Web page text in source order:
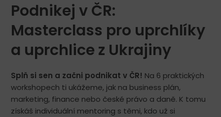
Podnikej v ČR:
Masterclass pro uprchlíky
a uprchlice z Ukrajiny
Splň si sen a začni podnikat v ČR! Na 6 praktických
workshopech ti ukážeme, jak na business plán,
marketing, finance nebo české právo a daně. K tomu
získáš individuální mentoring s těmi, kdo už si